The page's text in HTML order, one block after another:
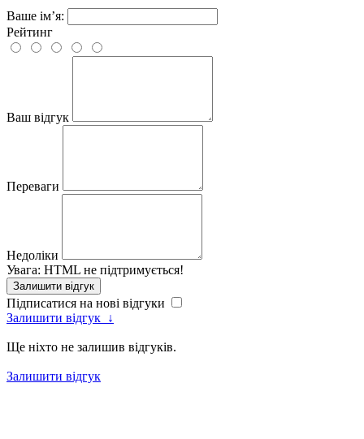
Ваше ім’я:
Рейтинг
Ваш відгук
Переваги
Недоліки
Увага: HTML не підтримується!
Залишити відгук
Підписатися на нові відгуки
Залишити відгук ↓
Ще ніхто не залишив відгуків.
Залишити відгук